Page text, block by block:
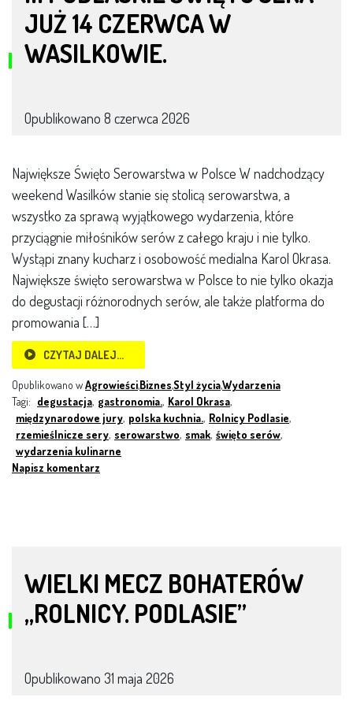
JUŻ 14 CZERWCA W
WASILKOWIE.
Opublikowano 8 czerwca 2026
Największe Święto Serowarstwa w Polsce W nadchodzący
weekend Wasilków stanie się stolicą serowarstwa, a
wszystko za sprawą wyjątkowego wydarzenia, które
przyciągnie miłośników serów z całego kraju i nie tylko.
Wystąpi znany kucharz i osobowość medialna Karol Okrasa.
Największe święto serowarstwa w Polsce to nie tylko okazja
do degustacji różnorodnych serów, ale także platforma do
promowania […]
CZYTAJ DALEJ…
Opublikowano wAgrowieści,Biznes,Styl życia,Wydarzenia
Tagi: degustacja, gastronomia., Karol Okrasa,
międzynarodowe jury, polska kuchnia., Rolnicy Podlasie,
rzemieślnicze sery, serowarstwo, smak, święto serów,
wydarzenia kulinarne
Napisz komentarz
WIELKI MECZ BOHATERÓW
„ROLNICY. PODLASIE”
Opublikowano 31 maja 2026